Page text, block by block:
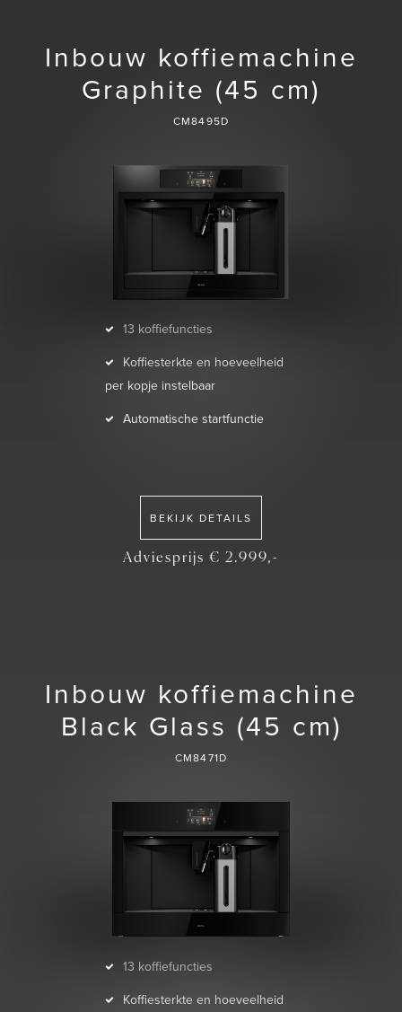
Inbouw koffiemachine
Graphite (45 cm)
CM8495D
13 koffiefuncties
Koffiesterkte en hoeveelheid
per kopje instelbaar
Automatische startfunctie
BEKIJK DETAILS
Adviesprijs € 2.999,-
Inbouw koffiemachine
Black Glass (45 cm)
CM8471D
13 koffiefuncties
Koffiesterkte en hoeveelheid